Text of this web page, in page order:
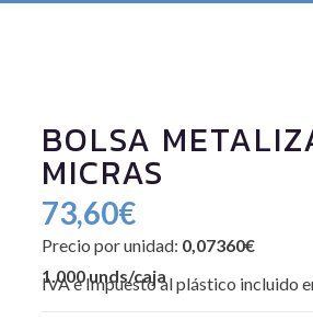
BOLSA
MICRAS
73,60€
Precio por unidad: 0,07360€
1.000 unds/caja
IVA e Impuesto al plástico incluido